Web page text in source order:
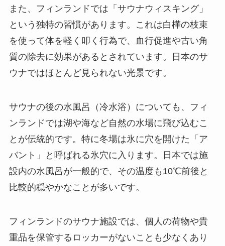
また、フィンランドでは「サウナウィスキング」
という独特の習慣があります。これは白樺の枝束
を使って体を軽く叩く行為で、血行促進や古い角
質の除去に効果があるとされています。日本のサ
ウナではほとんど見られない光景です。
サウナの後の水風呂（冷水浴）についても、フィ
ンランドでは湖や海など自然の水場に飛び込むこ
とが伝統的です。特に冬場は氷に穴を開けた「ア
バント」と呼ばれる氷穴に入ります。日本では施
設内の水風呂が一般的で、その温度も10℃前後と
比較的穏やかなことが多いです。
フィンランドのサウナ施設では、個人の荷物や貴
重品を保管するロッカーがないことも少なくあり